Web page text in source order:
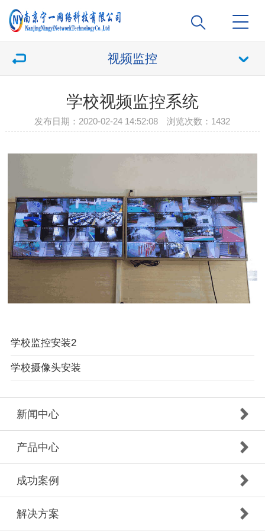
视频监控
学校视频监控系统
发布日期：2020-02-24 14:52:08 浏览次数： 1432
学校监控安装2
学校摄像头安装
新闻中心
产品中心
成功案例
解决方案